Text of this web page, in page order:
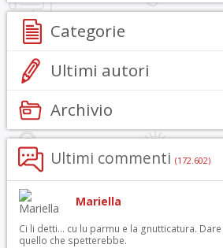
Categorie
Ultimi autori
Archivio
Ultimi commenti (172.602)
Mariella
Ci li detti… cu lu parmu e la gnutticatura.
quello che spetterebbe.